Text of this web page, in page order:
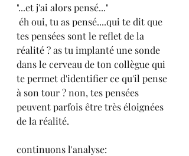
"...et j'ai alors pensé..."
tes pensées sont le reflet de la
réalité ? as tu implanté une sonde
dans le cerveau de ton collègue qui
te permet d'identifier ce qu'il pense
à son tour ? non, tes pensées
peuvent parfois être très éloignées
de la réalité.
continuons l'analyse: